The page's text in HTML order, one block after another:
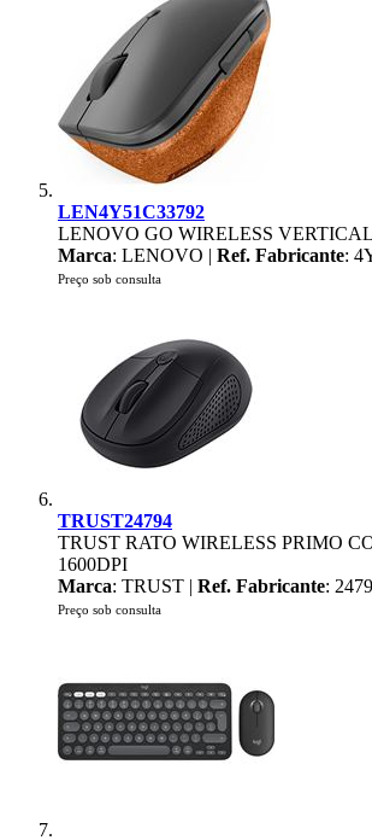
LEN4Y51C33792
LENOVO GO WIRELESS
Marca: LENOVO | Ref. Fabricante:
Preço sob consulta
TRUST24794
TRUST RATO WIRELESS PRIMO
1600DPI
Marca: TRUST | Ref. Fabricante:
Preço sob consulta